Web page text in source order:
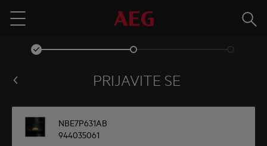
Menu
Traži
PRIJAVITE SE
NBE7P631AB
944035061